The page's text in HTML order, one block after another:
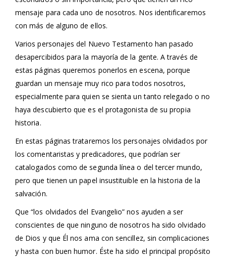
mensaje para cada uno de nosotros. Nos identificaremos
con más de alguno de ellos.
Varios personajes del Nuevo Testamento han pasado
desapercibidos para la mayoría de la gente. A través de
estas páginas queremos ponerlos en escena, porque
guardan un mensaje muy rico para todos nosotros,
especialmente para quien se sienta un tanto relegado o no
haya descubierto que es el protagonista de su propia
historia.
En estas páginas trataremos los personajes olvidados por
los comentaristas y predicadores, que podrían ser
catalogados como de segunda línea o del tercer mundo,
pero que tienen un papel insustituible en la historia de la
salvación.
Que “los olvidados del Evangelio” nos ayuden a ser
conscientes de que ninguno de nosotros ha sido olvidado
de Dios y que Él nos ama con sencillez, sin complicaciones
y hasta con buen humor. Éste ha sido el principal propósito